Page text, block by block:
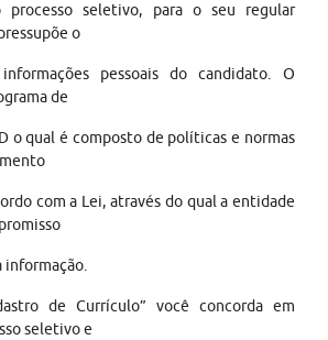
processo seletivo, para o seu regular
o
pessoais do candidato. O
de
o qual é composto de políticas e normas
com a Lei, através do qual a entidade
informação.
de Currículo” você concorda em
seletivo e